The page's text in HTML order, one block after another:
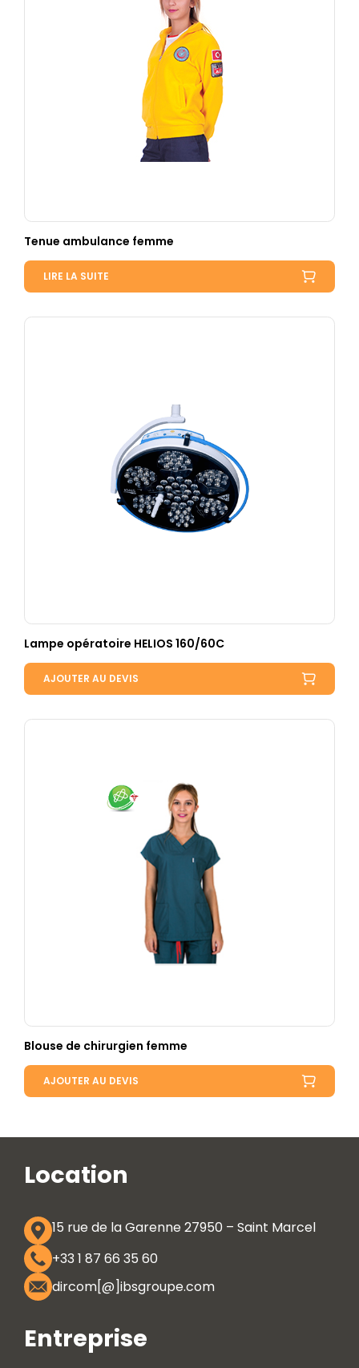
Tenue ambulance femme
LIRE LA SUITE
Lampe opératoire HELIOS 160/60C
AJOUTER AU DEVIS
Blouse de chirurgien femme
AJOUTER AU DEVIS
Location
15 rue de la Garenne 27950 – Saint Marcel
+33 1 87 66 35 60
dircom[@]ibsgroupe.com
Entreprise